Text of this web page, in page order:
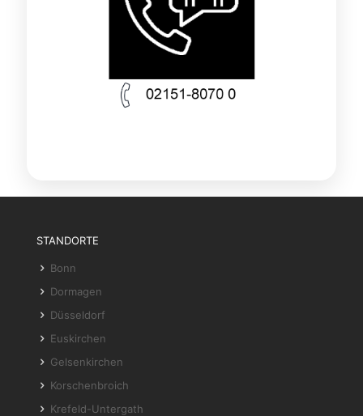
STANDORTE
Bonn
Dormagen
Düsseldorf
Euskirchen
Gelsenkirchen
Korschenbroich
Krefeld-Untergath